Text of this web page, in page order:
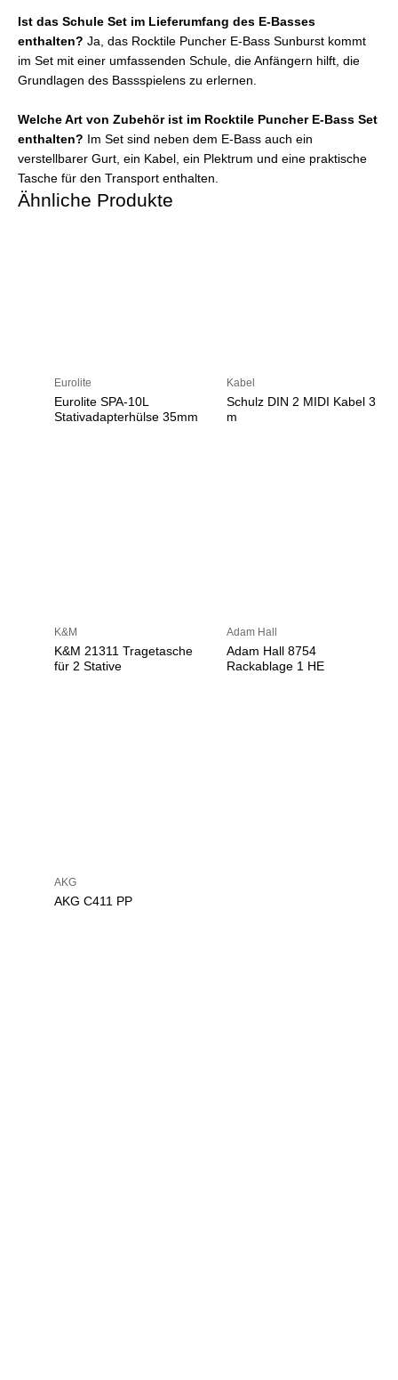
Ist das Schule Set im Lieferumfang des E-Basses
enthalten? Ja, das Rocktile Puncher E-Bass Sunburst kommt
im Set mit einer umfassenden Schule, die Anfängern hilft, die
Grundlagen des Bassspielens zu erlernen.
Welche Art von Zubehör ist im Rocktile Puncher E-Bass Set
enthalten? Im Set sind neben dem E-Bass auch ein
verstellbarer Gurt, ein Kabel, ein Plektrum und eine praktische
Tasche für den Transport enthalten.
Ähnliche Produkte
Eurolite
Eurolite SPA-10L
Stativadapterhülse 35mm
Kabel
Schulz DIN 2 MIDI Kabel 3
m
K&M
K&M 21311 Tragetasche
für 2 Stative
Adam Hall
Adam Hall 8754
Rackablage 1 HE
AKG
AKG C411 PP